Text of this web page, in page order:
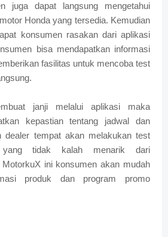
juga dapat langsung mengetahui
Honda yang tersedia. Kemudian
konsumen rasakan dari aplikasi
bisa mendapatkan informasi
fasilitas untuk mencoba test
janji melalui aplikasi maka
kepastian tentang jadwal dan
dealer tempat akan melakukan test
yang tidak kalah menarik dari
MotorkuX ini konsumen akan mudah
produk dan program promo